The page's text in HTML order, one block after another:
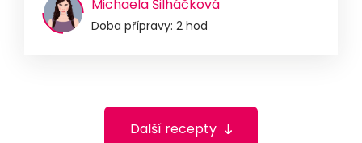
Michaela Šilháčková
Doba přípravy: 2 hod
Další recepty